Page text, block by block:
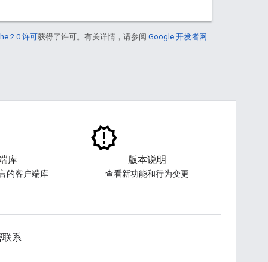
2.0 许可获得了许可。有关详情，请参阅 Google 开发者网
库
的客户端库
版本说明
查看新功能和行为变更
联系